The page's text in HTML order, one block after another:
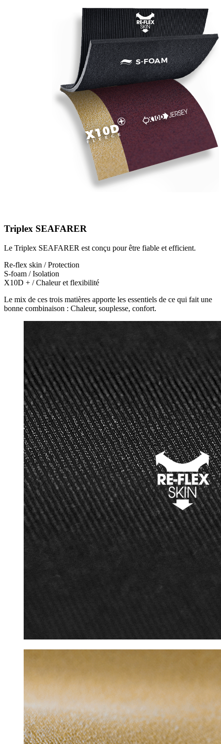
Triplex SEAFARER
Le Triplex SEAFARER est conçu pour être fiable et efficient.
Re-flex skin /Protection
S-foam /Isolation
X10D + /Chaleur et flexibilité
Le mix de ces trois matières apporte les essentiels de ce qui fait une
bonne combinaison : Chaleur, souplesse, confort.